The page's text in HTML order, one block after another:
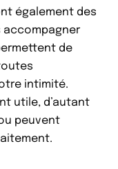
également des
accompagner
de
intimité.
utile, d’autant
peuvent